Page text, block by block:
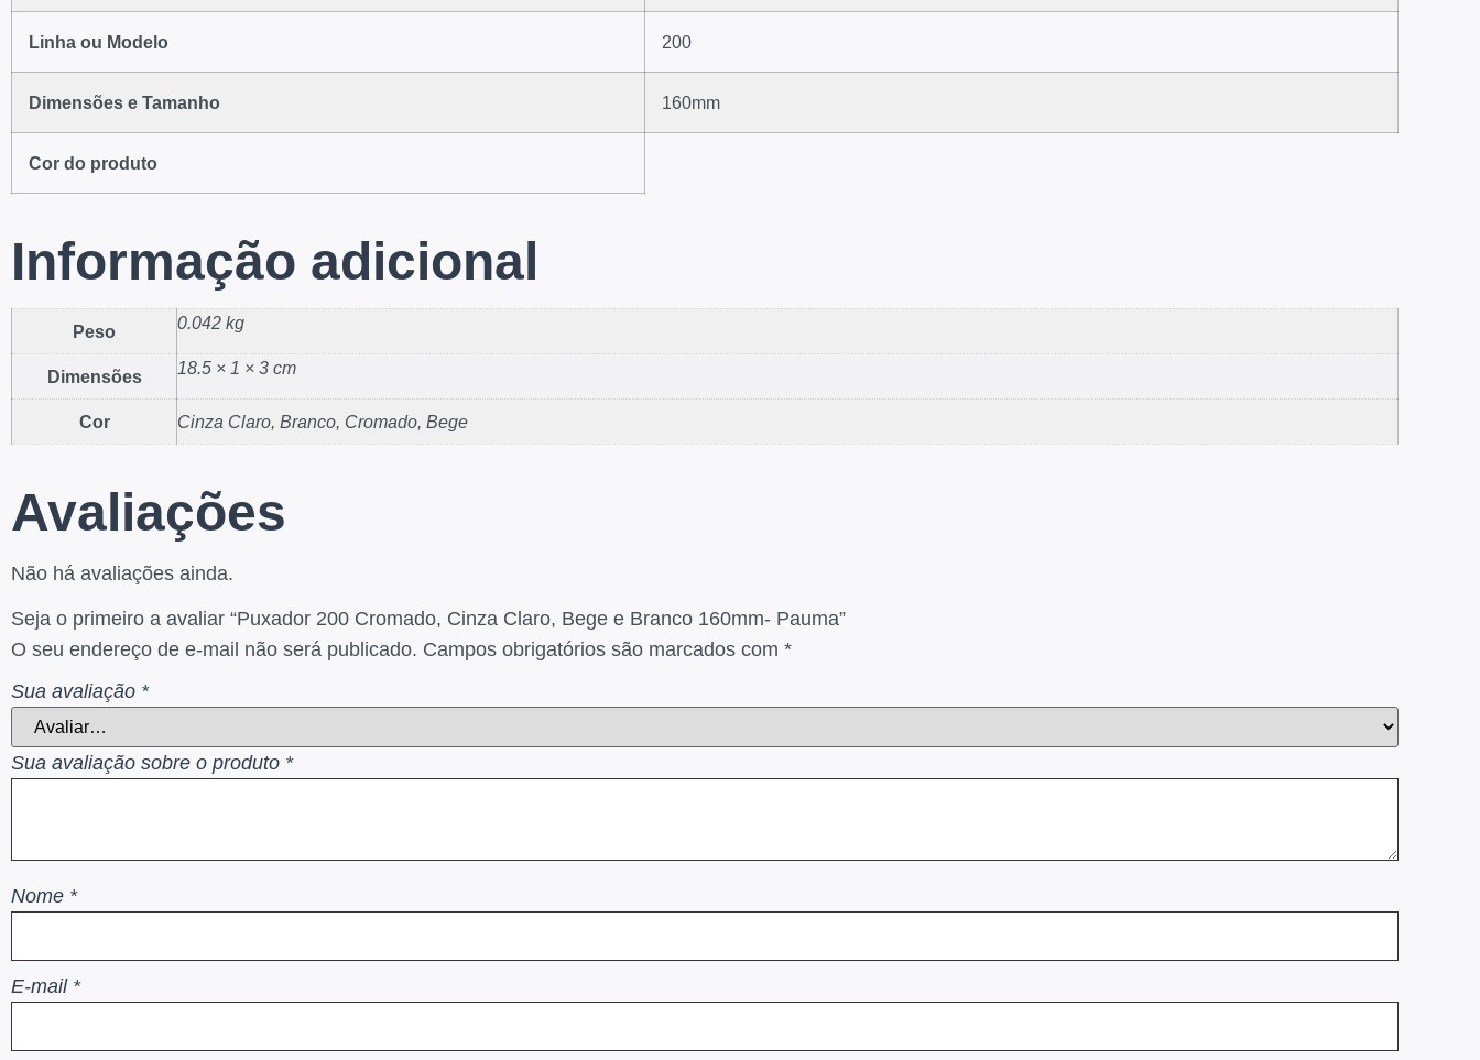
Linha ou Modelo 200
Dimensões e Tamanho 160mm
Cor do produto
Informação adicional
Peso 0.042 kg
Dimensões 18.5 × 1 × 3 cm
Cor Cinza Claro, Branco, Cromado, Bege
Avaliações
Não há avaliações ainda.
Seja o primeiro a avaliar “Puxador 200 Cromado, Cinza Claro, Bege e Branco 160mm- Pauma”
O seu endereço de e-mail não será publicado. Campos obrigatórios são marcados com *
Sua avaliação *
Sua avaliação sobre o produto *
Nome *
E-mail *